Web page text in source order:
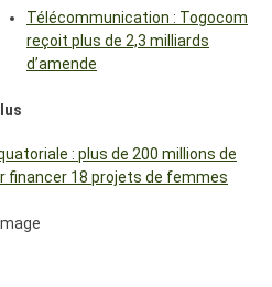
Télécommunication : Togocom
reçoit plus de 2,3 milliards
d’amende
: plus de 200 millions de
financer 18 projets de femmes